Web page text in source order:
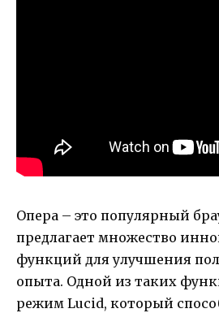
Опера – это популярный
предлагает множество
функций для улучшения
опыта. Одной из таких
режим Lucid, который